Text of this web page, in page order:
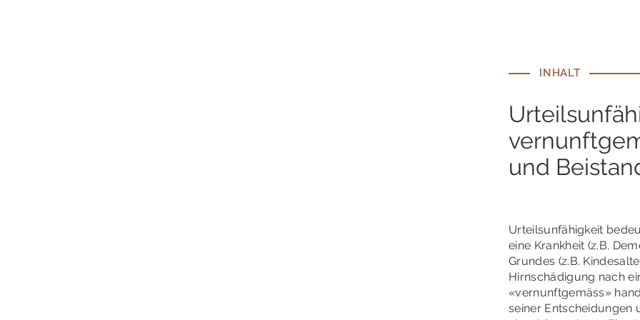
INHALT
und
Urteilsunfähigkeit
eine Krankheit (z.B.
Grundes (z.B.
Hirnschädigung nach
«vernunftgemäss»
seiner Entscheidungen